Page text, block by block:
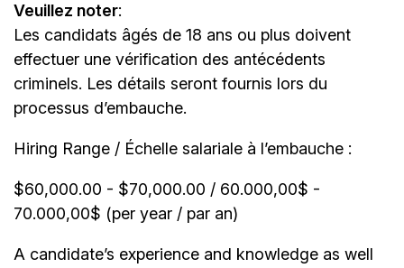
Veuillez noter:
Les candidats âgés de 18 ans ou plus doivent
effectuer une vérification des antécédents
criminels. Les détails seront fournis lors du
processus d’embauche.
Hiring Range / Échelle salariale à l’embauche :
$60,000.00 - $70,000.00 / 60.000,00$ -
70.000,00$ (per year / par an)
A candidate’s experience and knowledge as well